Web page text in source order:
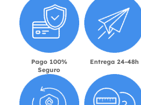
Pago 100%
Seguro
Entrega 24-48h